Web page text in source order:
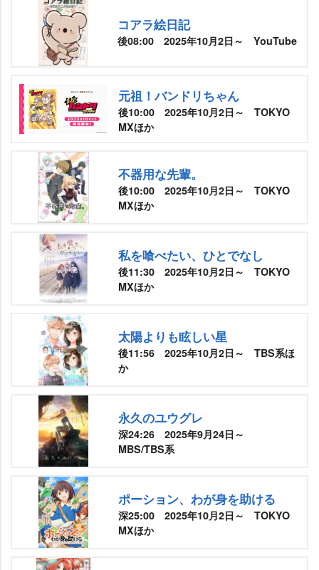
コアラ絵日記
後08:00 2025年10月2日～ YouTube
元祖！バンドリちゃん
後10:00 2025年10月2日～ TOKYO
MXほか
不器用な先輩。
後10:00 2025年10月2日～ TOKYO
MXほか
私を喰べたい、ひとでなし
後11:30 2025年10月2日～ TOKYO
MXほか
太陽よりも眩しい星
後11:56 2025年10月2日～ TBS系ほ
か
永久のユウグレ
深24:26 2025年9月24日～
MBS/TBS系
ポーション、わが身を助ける
深25:00 2025年10月2日～ TOKYO
MXほか